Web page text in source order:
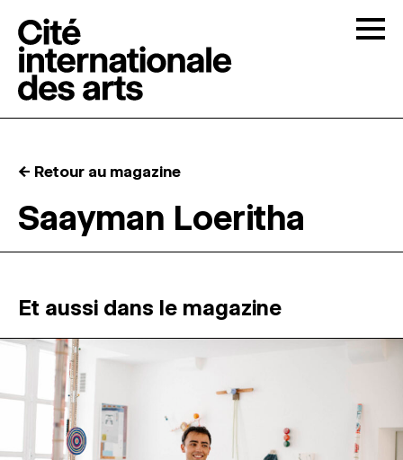
RÉSIDENCES ↓
ATELIERS OUVERTS
PROGRAMMATION
MAGAZINE
← Retour au magazine
Saayman Loeritha
Et aussi dans le magazine